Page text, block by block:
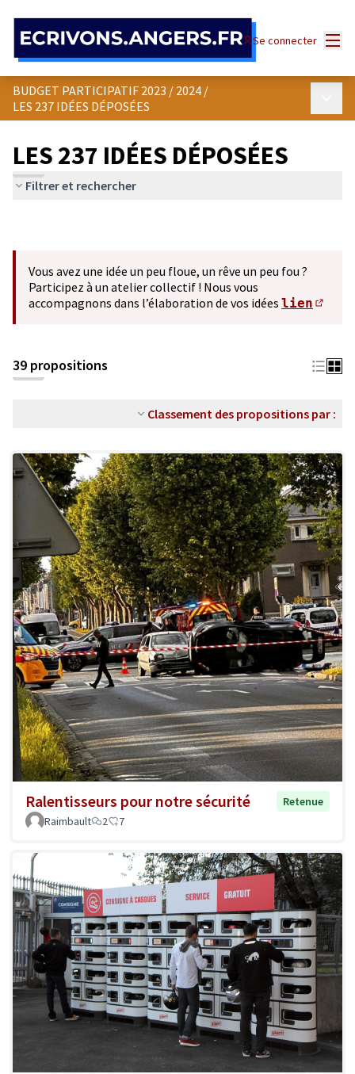
Se connecter
BUDGET PARTICIPATIF 2023 / 2024 /
LES 237 IDÉES DÉPOSÉES
LES 237 IDÉES DÉPOSÉES
Filtrer et rechercher
Vous avez une idée un peu floue, un rêve un peu fou ?
Participez à un atelier collectif ! Nous vous
accompagnons dans l’élaboration de vos idées lien
39 propositions
Classement des propositions par :
Ralentisseurs pour notre sécurité
Retenue
Raimbault
2 7